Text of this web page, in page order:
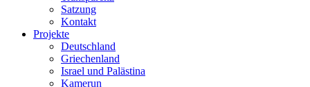
Satzung
Kontakt
Projekte
Deutschland
Griechenland
Israel und Palästina
Kamerun